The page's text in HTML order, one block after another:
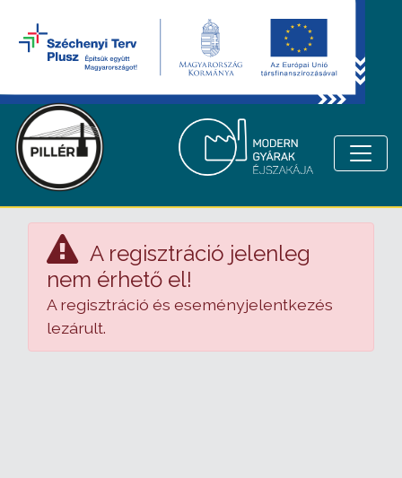
A regisztráció jelenleg
nem érhető el!
A regisztráció és eseményjelentkezés
lezárult.